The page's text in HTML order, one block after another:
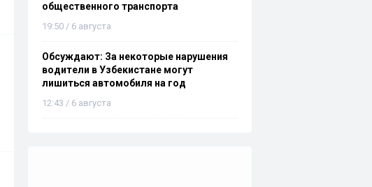
общественного транспорта
19:50 / 6 августа
Обсуждают: За некоторые нарушения
водители в Узбекистане могут
лишиться автомобиля на год
12:43 / 6 августа